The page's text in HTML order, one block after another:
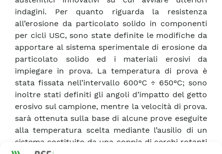
indagini. Per quanto riguarda la resistenza
all’erosione da particolato solido in componenti
per cicli USC, sono state definite le modifiche da
apportare al sistema sperimentale di erosione da
particolato solido ed i materiali erosivi da
impiegare in prova. La temperatura di prova è
stata fissata nell’intervallo 600°C ÷ 650°C; sono
inoltre stati definiti gli angoli d’impatto del getto
erosivo sul campione, mentre la velocità di prova.
sarà ottenuta sulla base di alcune prove eseguite
alla temperatura scelta mediante l’ausilio di un
sistema costituito da una coppia di cerchi rotanti